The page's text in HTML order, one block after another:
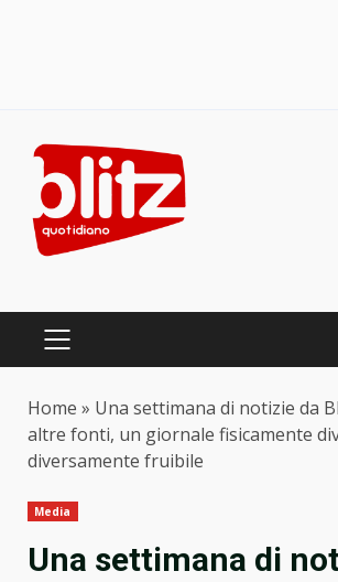
content
PRIMARY
Home » Una settimana di notizie da
altre fonti, un giornale fisicamente
diversamente fruibile
Media
Una settimana di